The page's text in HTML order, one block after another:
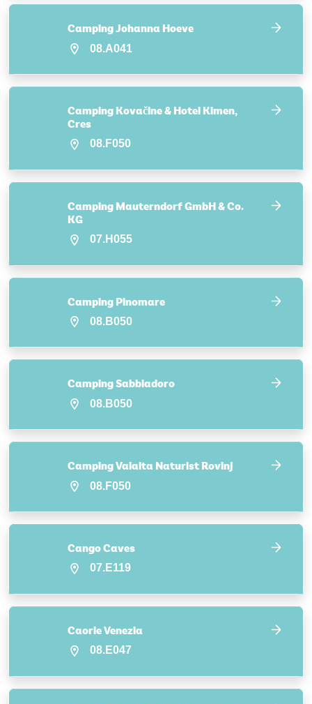
Camping Johanna Hoeve
08.A041
Camping Kovačine & Hotel Kimen,
Cres
08.F050
Camping Mauterndorf GmbH & Co.
KG
07.H055
Camping Pinomare
08.B050
Camping Sabbiadoro
08.B050
Camping Valalta Naturist Rovinj
08.F050
Cango Caves
07.E119
Caorle Venezia
08.E047